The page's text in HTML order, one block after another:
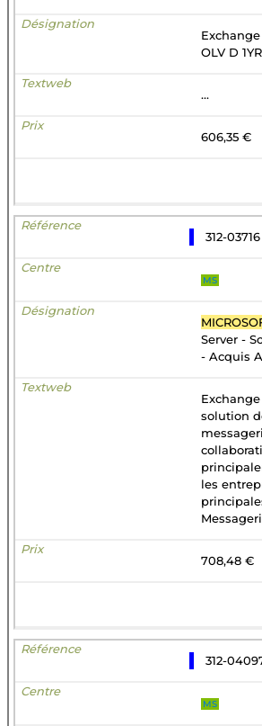
OLV D
...
606,35 €
312-03716
MS
Server -
- Acquis
solution
les
708,48 €
312-
MS